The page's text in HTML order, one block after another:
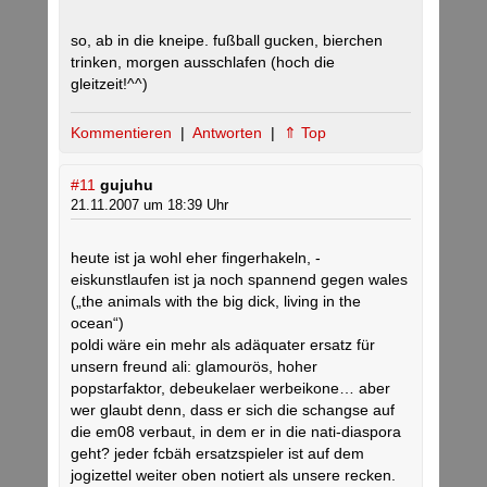
so, ab in die kneipe. fußball gucken, bierchen
trinken, morgen ausschlafen (hoch die
gleitzeit!^^)
Kommentieren | Antworten | ⇑ Top
#11 gujuhu
21.11.2007 um 18:39 Uhr
heute ist ja wohl eher fingerhakeln, -
eiskunstlaufen ist ja noch spannend gegen wales
(„the animals with the big dick, living in the
ocean“)
poldi wäre ein mehr als adäquater ersatz für
unsern freund ali: glamourös, hoher
popstarfaktor, debeukelaer werbeikone… aber
wer glaubt denn, dass er sich die schangse auf
die em08 verbaut, in dem er in die nati-diaspora
geht? jeder fcbäh ersatzspieler ist auf dem
jogizettel weiter oben notiert als unsere recken.